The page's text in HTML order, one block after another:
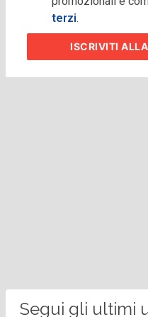
terzi.
ISCRIVITI
Segui gli ultimi